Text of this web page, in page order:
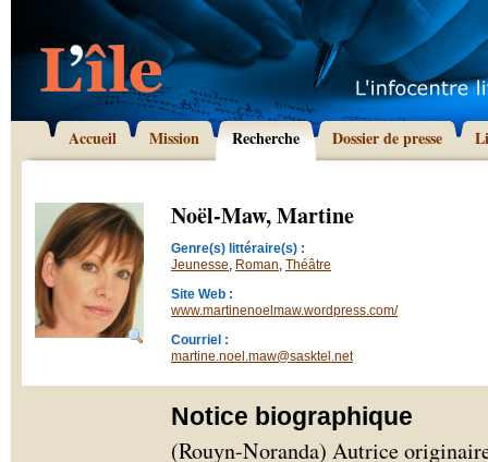
Accueil Mission Recherche Dossier de presse
Noël-Maw, Martine
Genre(s) littéraire(s) :
Jeunesse, Roman, Théâtre
Site Web :
www.martinenoelmaw.wordpress.com/
Courriel :
martine.noel.maw@sasktel.net
Notice biographique
(Rouyn-Noranda) Autrice